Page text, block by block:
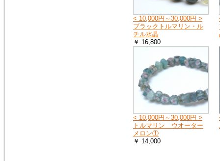
< 10,000円～30,000円 >
ブラックトルマリン・ル
チル水晶
￥ 16,800
< 10,000円～30,000円 >
トルマリン ウオーター
メロン①
￥ 14,000